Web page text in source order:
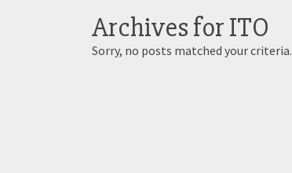
Archives forITO
Sorry, no posts matched your criteria.